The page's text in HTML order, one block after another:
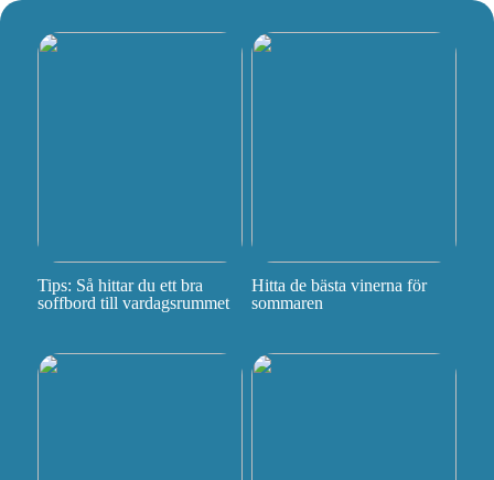
Tips: Så hittar du ett bra
soffbord till vardagsrummet
Hitta de bästa vinerna för
sommaren